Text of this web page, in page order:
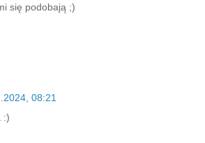
się podobają ;)
08:21
:)